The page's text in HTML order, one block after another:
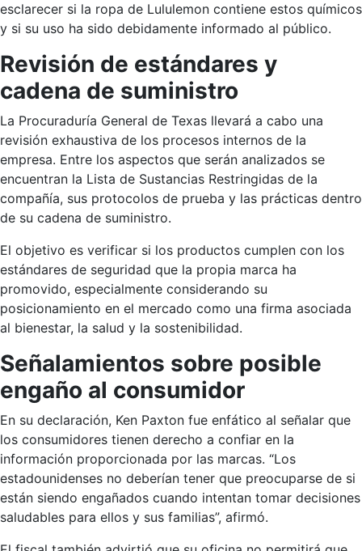
esclarecer si la ropa de Lululemon contiene estos químicos
y si su uso ha sido debidamente informado al público.
Revisión de estándares y
cadena de suministro
La Procuraduría General de Texas llevará a cabo una
revisión exhaustiva de los procesos internos de la
empresa. Entre los aspectos que serán analizados se
encuentran la Lista de Sustancias Restringidas de la
compañía, sus protocolos de prueba y las prácticas dentro
de su cadena de suministro.
El objetivo es verificar si los productos cumplen con los
estándares de seguridad que la propia marca ha
promovido, especialmente considerando su
posicionamiento en el mercado como una firma asociada
al bienestar, la salud y la sostenibilidad.
Señalamientos sobre posible
engaño al consumidor
En su declaración, Ken Paxton fue enfático al señalar que
los consumidores tienen derecho a confiar en la
información proporcionada por las marcas. “Los
estadounidenses no deberían tener que preocuparse de si
están siendo engañados cuando intentan tomar decisiones
saludables para ellos y sus familias”, afirmó.